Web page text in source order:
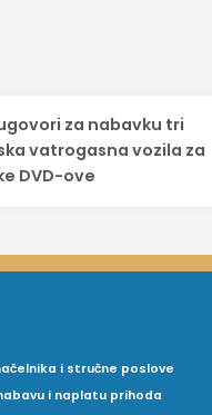
za nabavku tri
vatrogasna vozila za
DVD-ove
i stručne poslove
i naplatu prihoda